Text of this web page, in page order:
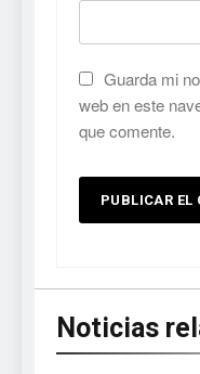
Guarda mi
web en este
que comente.
Noticias